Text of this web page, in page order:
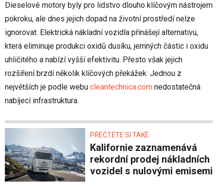
Dieselové motory byly pro lidstvo dlouho klíčovým nástrojem
pokroku, ale dnes jejich dopad na životní prostředí nelze
ignorovat. Elektrická nákladní vozidla přinášejí alternativu,
která eliminuje produkci oxidů dusíku, jemných částic i oxidu
uhličitého a nabízí vyšší efektivitu. Přesto však jejich
rozšíření brzdí několik klíčových překážek. Jednou z
největších je podle webu cleantechnica.com nedostatečná
nabíjecí infrastruktura.
PŘEČTĚTE SI TAKÉ
Kalifornie zaznamenává
rekordní prodej nákladních
vozidel s nulovými emisemi